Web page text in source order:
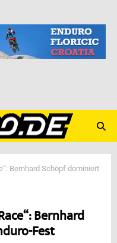
Bernhard Schöpf dominiert
Bernhard
Fest